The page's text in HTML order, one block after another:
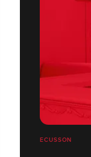
ECUSSON